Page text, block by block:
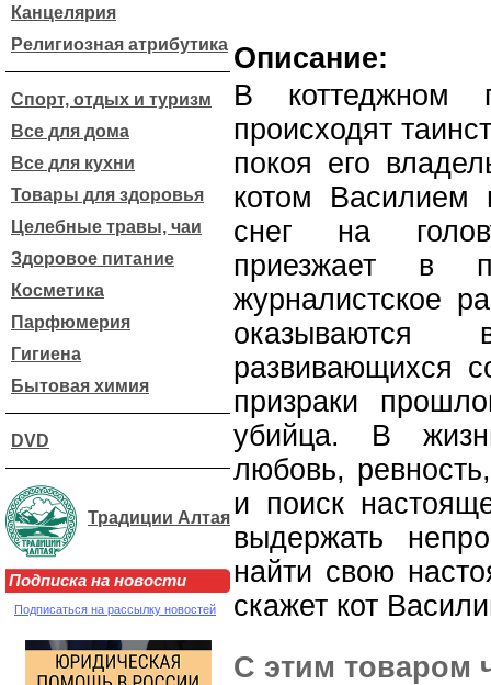
Канцелярия
Религиозная атрибутика
Спорт, отдых и туризм
Все для дома
Все для кухни
Товары для здоровья
Целебные травы, чаи
Здоровое питание
Косметика
Парфюмерия
Гигиена
Бытовая химия
DVD
Традиции Алтая
Подписка на новости
Подписаться на рассылку новостей
Описание:
В коттеджном
происходят
покоя его
котом Василием
снег на
приезжает в
журналистское
оказываются
развивающихся
призраки
убийца. В
любовь,
и поиск
выдержать
найти свою
скажет кот
С этим товаром